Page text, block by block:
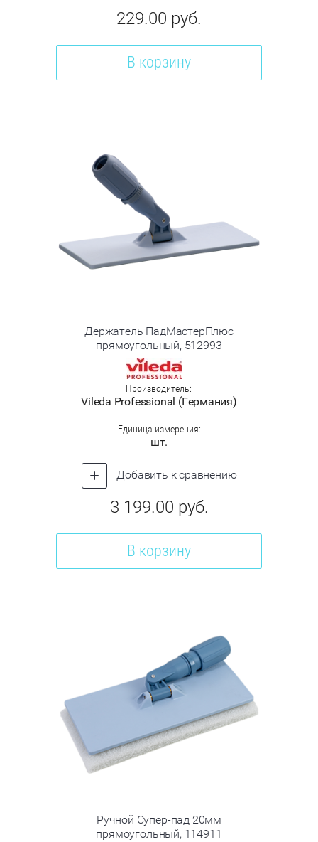
229.00 руб.
В корзину
Держатель ПадМастерПлюс
прямоугольный, 512993
Производитель:
Vileda Professional (Германия)
Единица измерения:
шт.
Добавить к сравнению
3 199.00 руб.
В корзину
Ручной Супер-пад 20мм
прямоугольный, 114911